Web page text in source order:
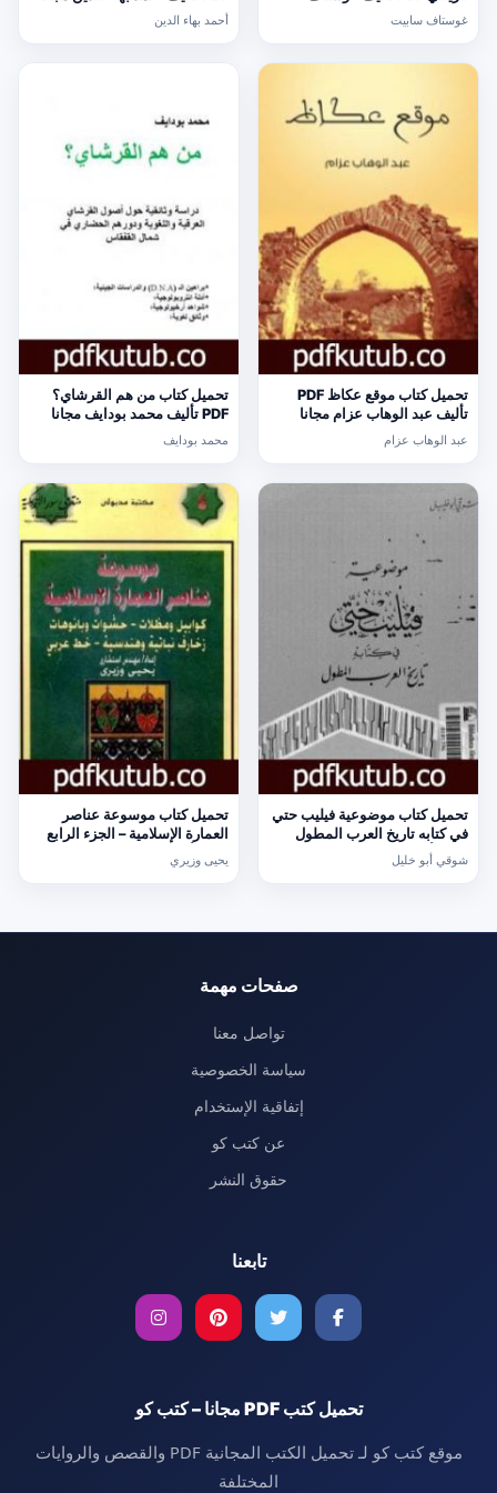
سابيت مجانا [كامل]
غوستاف سابيت
[كامل]
أحمد بهاء الدين
تحميل كتاب موقع عكاظ PDF
تأليف عبد الوهاب عزام مجانا
[كامل]
عبد الوهاب عزام
تحميل كتاب من هم القرشاي؟
PDF تأليف محمد بودايف مجانا
محمد بودايف
تحميل كتاب موضوعية فيليب حتي
في كتابه تاريخ العرب المطول
PDF تأليف شوقي أبو خليل مجانا
[كامل]
شوقي أبو خليل
تحميل كتاب موسوعة عناصر
العمارة الإسلامية – الجزء الرابع
[كامل]
يحيى وزيري
صفحات مهمة
تواصل معنا
سياسة الخصوصية
إتفاقية الإستخدام
عن كتب كو
حقوق النشر
تابعنا
تحميل كتب PDF مجانا – كتب كو
موقع كتب كو لـ تحميل الكتب المجانية PDF والقصص والروايات
المختلفة